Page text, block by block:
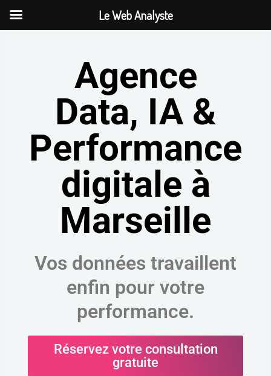
Aller
Agence
Data, IA &
Performance
digitale à
Marseille
Vos données travaillent
enfin pour votre
performance.
Réservez votre consultation
gratuite
Le Web Analyste